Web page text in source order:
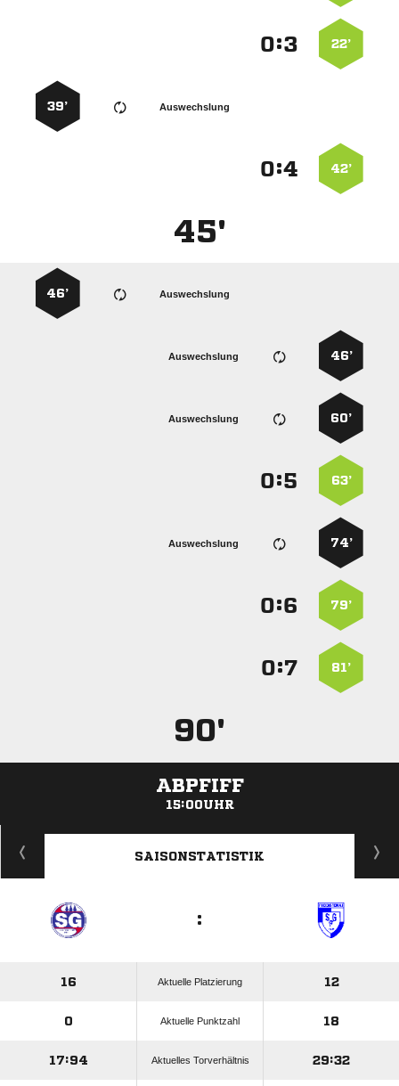
22’
:
Auswechslung
39’
42’
:
45'
Auswechslung
46’
46’
Auswechslung
60’
Auswechslung
63’
:
74’
Auswechslung
79’
:
81’
:
90'
ABPFIFF
15:00UHR
ANZEIGE
SAISONSTATISTIK
:
16 Aktuelle Platzierung 12
0 Aktuelle Punktzahl 18
17:94 Aktuelles Torverhältnis 29:32